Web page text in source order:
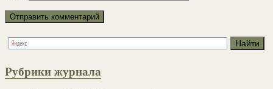
Рубрики журнала